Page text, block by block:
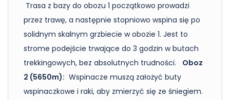
Trasa z bazy do obozu 1 początkowo prowadzi
przez trawę, a następnie stopniowo wspina się po
solidnym skalnym grzbiecie w obozie 1. Jest to
strome podejście trwające do 3 godzin w butach
trekkingowych, bez absolutnych trudności. Oboz
2 (5650m): Wspinacze muszą założyć buty
wspinaczkowe i raki, aby zmierzyć się ze śniegiem.